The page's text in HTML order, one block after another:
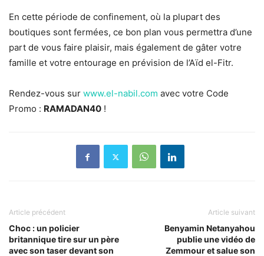
En cette période de confinement, où la plupart des
boutiques sont fermées, ce bon plan vous permettra d’une
part de vous faire plaisir, mais également de gâter votre
famille et votre entourage en prévision de l’Aïd el-Fitr.
Rendez-vous sur www.el-nabil.com avec votre Code
Promo : RAMADAN40 !
Article précédent
Choc : un policier
britannique tire sur un père
avec son taser devant son
Article suivant
Benyamin Netanyahou
publie une vidéo de
Zemmour et salue son